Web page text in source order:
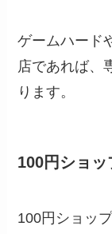
ゲームハード
店であれば、
ります。
100円ショッ
100円ショッ